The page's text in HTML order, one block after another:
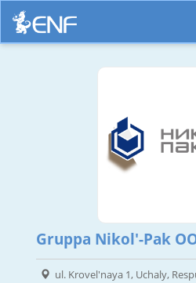
Gruppa Nikol'-Pak
ul. Krovel'naya 1, Uchaly,